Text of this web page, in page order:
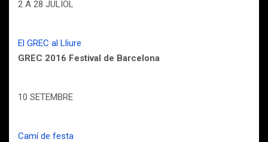
2 A 28 JULIOL
El GREC al Lliure
GREC 2016 Festival de Barcelona
10 SETEMBRE
Camí de festa